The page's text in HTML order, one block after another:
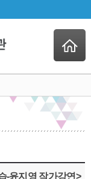
-윤지영 작가강연>